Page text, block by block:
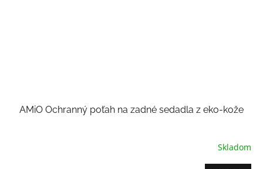
AMiO Ochranný poťah na zadné sedadla z eko-kože
Skladom